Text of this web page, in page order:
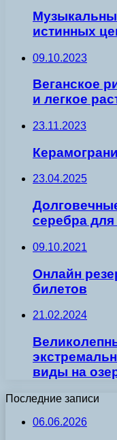
истинных
09.10.2023
Веганское
и легкое
23.11.2023
23.04.2025
серебра
09.10.2021
Онлайн
билетов
21.02.2024
виды на
Последние записи
06.06.2026